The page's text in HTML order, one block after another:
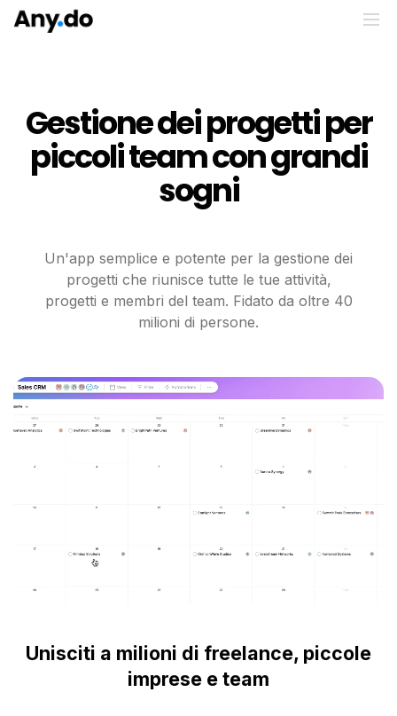
Gestione dei progetti per
piccoli team con grandi
sogni
Un'app semplice e potente per la gestione dei
progetti che riunisce tutte le tue attività,
progetti e membri del team. Fidato da oltre 40
milioni di persone.
Unisciti a milioni di freelance, piccole
imprese e team